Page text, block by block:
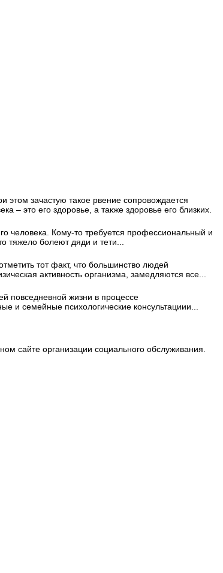
этом зачастую такое рвение сопровождается
– это его здоровье, а также здоровье его близких.
человека. Кому-то требуется профессиональный и
тяжело болеют дяди и тети...
тот факт, что большинство людей
активность организма, замедляются все...
повседневной жизни в процессе
и семейные психологические консультациии...
сайте организации социального обслуживания.